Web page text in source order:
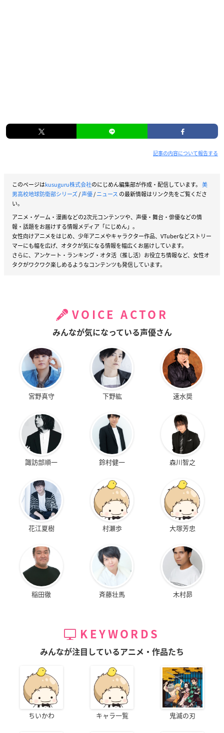
記事の内容について報告する
このページはkusuguru株式会社のにじめん編集部が作成・配信しています。 美
男高校地球防衛部シリーズ/声優/ニュース の最新情報はリンク先をご覧くださ
い。
アニメ・ゲーム・漫画などの2次元コンテンツや、声優・舞台・俳優などの情
報・話題をお届けする情報メディア「にじめん」。
女性向けアニメをはじめ、少年アニメやキャラクター作品、VTuberなどストリー
マーにも幅を広げ、オタクが気になる情報を幅広くお届けしています。
さらに、アンケート・ランキング・オタ活（推し活）お役立ち情報など、女性オ
タクがワクワク楽しめるようなコンテンツも発信しています。
VOICE ACTOR
みんなが気になっている声優さん
宮野真守 下野紘 速水奨
諏訪部順一 鈴村健一 森川智之
花江夏樹 村瀬歩 大塚芳忠
稲田徹 斉藤壮馬 木村昴
KEYWORDS
みんなが注目しているアニメ・作品たち
ちいかわ キャラ一覧 鬼滅の刃